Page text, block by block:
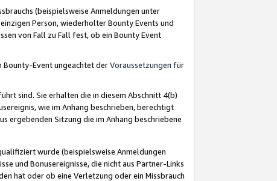
(beispielsweise Anmeldungen unter
Person, wiederholter Bounty Events und
von Fall zu Fall fest, ob ein Bounty Event
Bounty-Event ungeachtet derVoraussetzungen für
sind. Sie erhalten die in diesem Abschnitt 4(b)
wie im Anhang beschrieben, berechtigt
ergebenden Sitzung die im Anhang beschriebene
wurde (beispielsweise Anmeldungen
und Bonusereignisse, die nicht aus Partner-Links
hat oder ob eine Verletzung oder ein Missbrauch